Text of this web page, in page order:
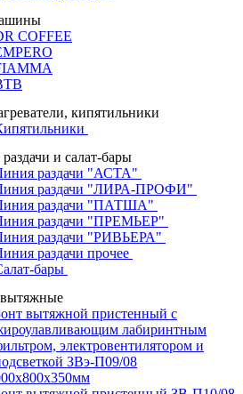
COFFEE
кипятильники
и салат-бары
раздачи "АСТА"
раздачи "ЛИРА-ПРОФИ"
раздачи "ПАТША"
раздачи "ПРЕМЬЕР"
раздачи "РИВЬЕРА"
раздачи прочее
бары
вытяжной пристенный с
лабиринтным
электровентилятором и
ЗВэ-П09/08